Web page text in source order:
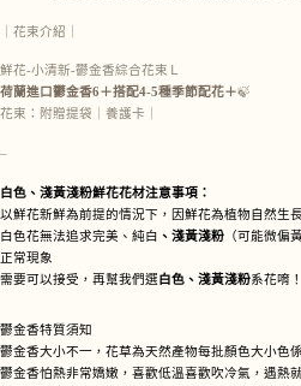
｜花束介紹｜
鮮花-小清新-鬱金香綜合花束Ｌ
荷蘭進口鬱金香6＋搭配4-5種季節配花＋🍃
花束：附贈提袋｜養護卡｜
–
白色、淺黃淺粉鮮花花材注意事項：
以鮮花新鮮為前提的情況下，因鮮花為植物自然生長
白色花無法追求完美、純白 、淺黃淺粉 （可能微偏
正常現象
需要可以接受，再幫我們選白色、淺黃淺粉系花唷！
鬱金香特質須知
鬱金香大小不一，花草為天然產物每批顏色大小色
鬱金香怕熱非常嬌嫩，喜歡低溫喜歡吹冷氣，遇熱